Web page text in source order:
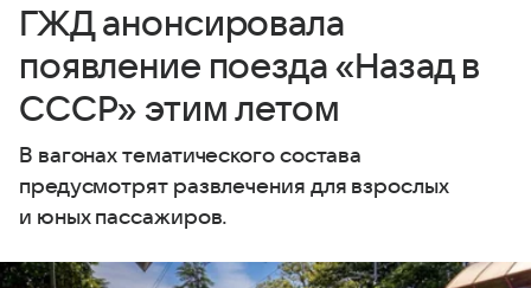
ГЖД анонсировала
появление поезда «Назад в
СССР» этим летом
В вагонах тематического состава
предусмотрят развлечения для взрослых
и юных пассажиров.